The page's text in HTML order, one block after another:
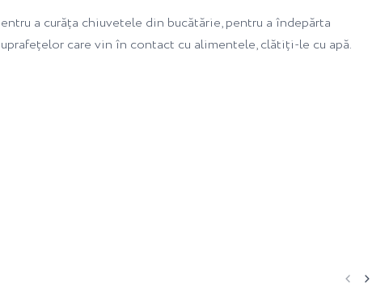
a curăța chiuvetele din bucătărie, pentru a îndepărta
care vin în contact cu alimentele, clătiți-le cu apă.